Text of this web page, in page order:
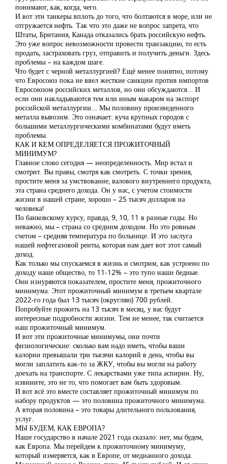
понимают, как, когда, чего.
И вот эти танкеры вплоть до того, что болтаются в море, или не
отгружается нефть. Так что это даже не вопрос запрета, что
Штаты, Британия, Канада отказались брать российскую нефть.
Это уже вопрос невозможности провести транзакцию, то есть
продать, застраховать груз, отправить и получить деньги. Здесь
проблемы – на каждом шаге.
Что будет с черной металлургией? Ещё менее понятно, потому
что Евросоюз пока не ввел жесткие санкции против импортов
Евросоюзом российских металлов, но они обсуждаются... И
если они накладываются тем или иным макаром на экспорт
российской металлургии... Мы половину произведенного
металла вывозим. Это означает: куча крупных городов с
большими металлургическими комбинатами будут иметь
проблемы.
КАК И КЕМ ОПРЕДЕЛЯЕТСЯ ПРОЖИТОЧНЫЙ
МИНИМУМ?
Главное слово сегодня — неопределенность. Мир встал и
смотрит. Вы правы, смотря как смотреть. С точки зрения,
простите меня за умствование, валового внутреннего продукта,
эта страна среднего дохода. Он у нас, с учетом стоимости
жизни в нашей стране, хорошо – 25 тысяч долларов на
человека!
По банковскому курсу, правда, 9, 10, 11 в разные годы. Но
неважно, мы – страна со средним доходом. Но это ровным
счетом – средняя температура по больнице. И это заслуга
нашей нефтегазовой ренты, которая нам дает вот этот самый
доход.
Как только мы спускаемся в жизнь и смотрим, как устроено по
доходу наше общество, то 11-12% – это тупо наши бедные.
Они изнуряются показателем, простите меня, прожиточного
минимума. Этот прожиточный минимум в третьем квартале
2022-го года был 13 тысяч (округляю) 700 рублей.
Попробуйте прожить на 13 тысяч в месяц, у вас будут
интересные подробности жизни. Тем не менее, так считается
наш прожиточный минимум.
И вот эти прожиточные минимумы, они почти
физиологические: сколько вам надо иметь, чтобы ваши
калории превышали три тысячи калорий в день, чтобы вы
могли заплатить как-то за ЖКУ, чтобы вы могли на работу
доехать на транспорте. С лекарствами уже типа аспирин. Ну,
извините, это не то, что помогает вам быть здоровым.
И вот всё это вместе составляет прожиточный минимум по
набору продуктов — это половина прожиточного минимума.
А вторая половина – это товары длительного пользования,
услуг.
МЫ БУДЕМ, КАК ЕВРОПА?
Наше государство в начале 2021 года сказало: нет, мы будем,
как Европа. Мы перейдем к прожиточному минимуму,
который измеряется, как в Европе, от медианного дохода.